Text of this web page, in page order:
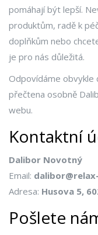
pomáhají být lepší.
produktům, radě k
doplňkům nebo
je pro nás důležitá.
Odpovídáme obvykle
přečtena osobně
webu.
Kontaktní
Dalibor Novotný
Email:
Adresa: Husova 5,
Pošlete